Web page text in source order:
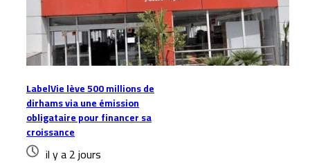
LabelVie lève 500 millions de
dirhams via une émission
obligataire pour financer sa
croissance
il y a 2 jours